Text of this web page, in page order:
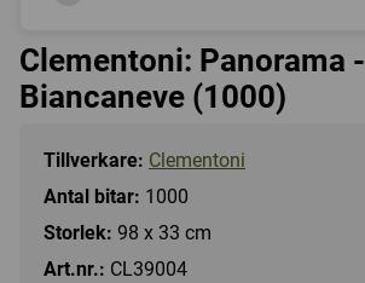
Clementoni: Panorama -
Biancaneve (1000)
Tillverkare: Clementoni
Antal bitar: 1000
Storlek: 98 x 33 cm
Art.nr.: CL39004